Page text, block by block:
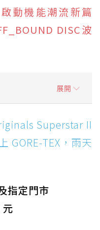
動機能潮流新篇
DISC波
展開
Superstar II
GORE-TEX，雨天街
Hierro v9 GORE-
Low GORE-TEX：
技，雨天穿搭帥度不
Superstar II
GORE-TEX，雨天
指定門市